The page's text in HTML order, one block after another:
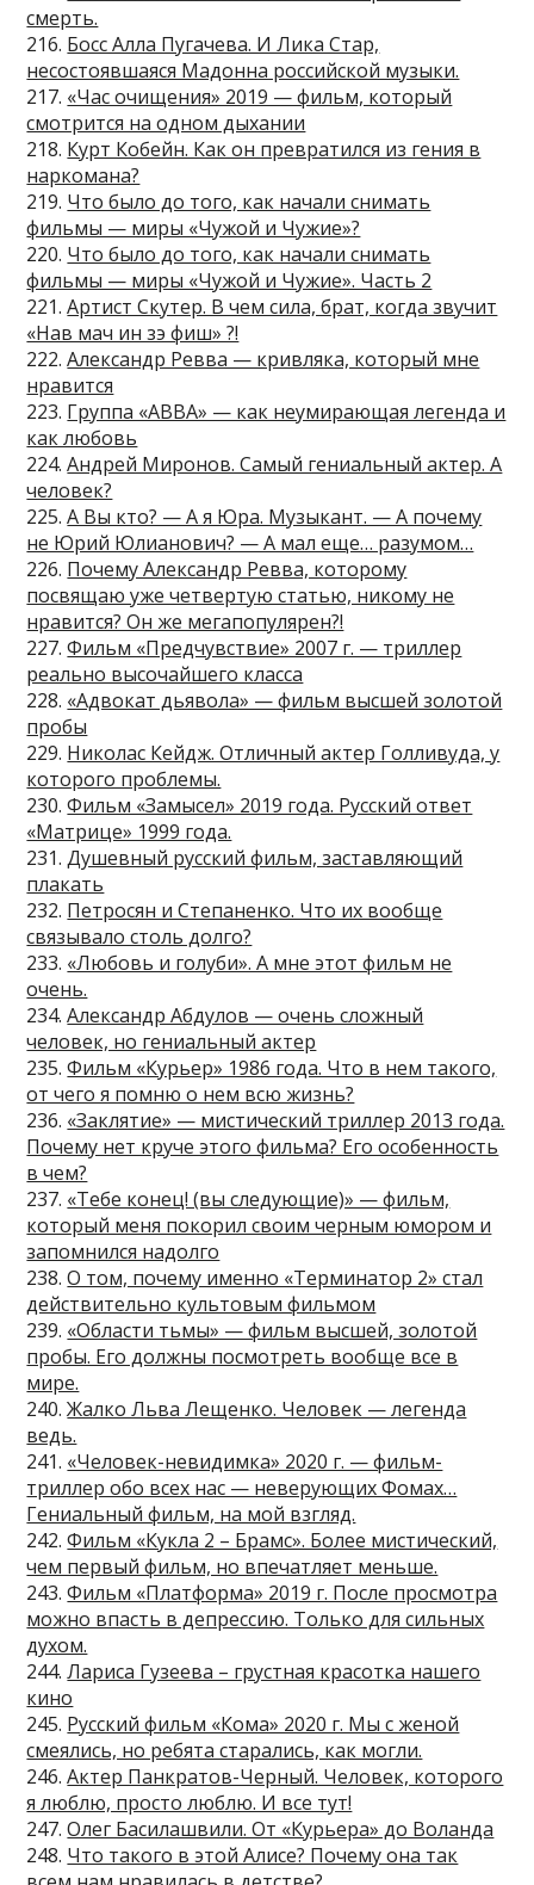
смерть.
216. Босс Алла Пугачева. И Лика Стар,
несостоявшаяся Мадонна российской музыки.
217. «Час очищения» 2019 — фильм, который
смотрится на одном дыхании
218. Курт Кобейн. Как он превратился из гения в
наркомана?
219. Что было до того, как начали снимать
фильмы — миры «Чужой и Чужие»?
220. Что было до того, как начали снимать
фильмы — миры «Чужой и Чужие». Часть 2
221.Артист Скутер. В чем сила, брат, когда звучит
«Нав мач ин зэ фиш» ?!
222.Александр Ревва — кривляка, который мне
нравится
223. Группа «ABBA» — как неумирающая легенда и
как любовь
224.Андрей Миронов. Самый гениальный актер. А
человек?
225.А Вы кто? — А я Юра. Музыкант. — А почему
не Юрий Юлианович? — А мал еще… разумом…
226. Почему Александр Ревва, которому
посвящаю уже четвертую статью, никому не
нравится? Он же мегапопулярен?!
227.Фильм «Предчувствие» 2007 г. — триллер
реально высочайшего класса
228. «Адвокат дьявола» — фильм высшей золотой
пробы
229. Николас Кейдж. Отличный актер Голливуда, у
которого проблемы.
230.Фильм «Замысел» 2019 года. Русский ответ
«Матрице» 1999 года.
231.Душевный русский фильм, заставляющий
плакать
232. Петросян и Степаненко. Что их вообще
связывало столь долго?
233. «Любовь и голуби». А мне этот фильм не
очень.
234.Александр Абдулов — очень сложный
человек, но гениальный актер
235.Фильм «Курьер» 1986 года. Что в нем такого,
от чего я помню о нем всю жизнь?
236. «Заклятие» — мистический триллер 2013 года.
Почему нет круче этого фильма? Его особенность
в чем?
237. «Тебе конец! (вы следующие)» — фильм,
который меня покорил своим черным юмором и
запомнился надолго
238.О том, почему именно «Терминатор 2» стал
действительно культовым фильмом
239. «Области тьмы» — фильм высшей, золотой
пробы. Его должны посмотреть вообще все в
мире.
240.Жалко Льва Лещенко. Человек — легенда
ведь.
241. «Человек-невидимка» 2020 г. — фильм-
триллер обо всех нас — неверующих Фомах…
Гениальный фильм, на мой взгляд.
242.Фильм «Кукла 2 – Брамс». Более мистический,
чем первый фильм, но впечатляет меньше.
243.Фильм «Платформа» 2019 г. После просмотра
можно впасть в депрессию. Только для сильных
духом.
244.Лариса Гузеева – грустная красотка нашего
кино
245. Русский фильм «Кома» 2020 г. Мы с женой
смеялись, но ребята старались, как могли.
246.Актер Панкратов-Черный. Человек, которого
я люблю, просто люблю. И все тут!
247.Олег Басилашвили. От «Курьера» до Воланда
248. Что такого в этой Алисе? Почему она так